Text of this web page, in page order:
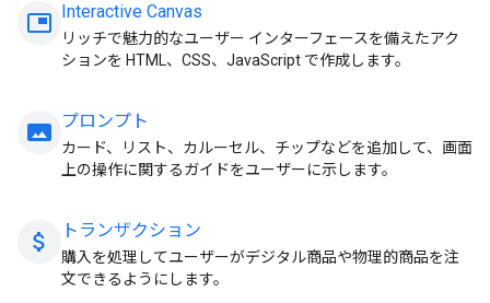
picture_in_picture Interactive Canvas
リッチで魅力的なユーザー インターフェースを備えたアク
ションを HTML、CSS、JavaScript で作成します。
panorama プロンプト
カード、リスト、カルーセル、チップなどを追加して、画面
上の操作に関するガイドをユーザーに示します。
attach_money トランザクション
購入を処理してユーザーがデジタル商品や物理的商品を注
文できるようにします。